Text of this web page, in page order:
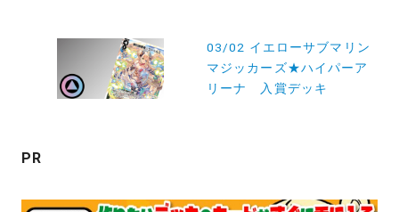
ン
03/02 イエローサブマリン
マジッカーズ★ハイパーア
リーナ 入賞デッキ
PR